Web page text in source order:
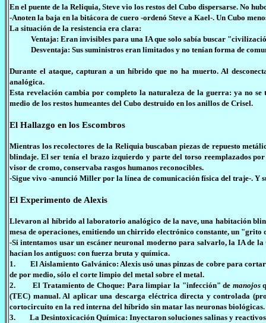
En el puente de la Reliquia, Steve vio los restos del Cubo dispersarse. No
-Anoten la baja en la bitácora de cuero -ordenó Steve a Kael-. Un Cubo
La situación de la resistencia era clara:
Ventaja: Eran invisibles para una IA que solo sabía buscar
Desventaja: Sus suministros eran limitados y no tenían forma de
Durante el ataque, capturan a un híbrido que no ha muerto. Al
analógica.
Esta revelación cambia por completo la naturaleza de la guerra: ya no
medio de los restos humeantes del Cubo destruido en los anillos de Crisel.
El Hallazgo en los Escombros
Mientras los recolectores de la Reliquia buscaban piezas de repuesto
blindaje. El ser tenía el brazo izquierdo y parte del torso reemplazados
visor de cromo, conservaba rasgos humanos reconocibles.
-Sigue vivo -anunció Miller por la línea de comunicación física del traje-. Y
El Experimento de Alexis
Llevaron al híbrido al laboratorio analógico de la nave, una habitación
mesa de operaciones, emitiendo un chirrido electrónico constante, un "grito
-Si intentamos usar un escáner neuronal moderno para salvarlo, la IA de
hacían los antiguos: con fuerza bruta y química.
1. El Aislamiento Galvánico: Alexis usó unas pinzas de cobre para
de por medio, sólo el corte limpio del metal sobre el metal.
2. El Tratamiento de Choque: Para limpiar la "infección" de manojos
(TEC) manual. Al aplicar una descarga eléctrica directa y controlada
cortocircuito en la red interna del híbrido sin matar las neuronas biológicas.
3. La Desintoxicación Química: Inyectaron soluciones salinas y